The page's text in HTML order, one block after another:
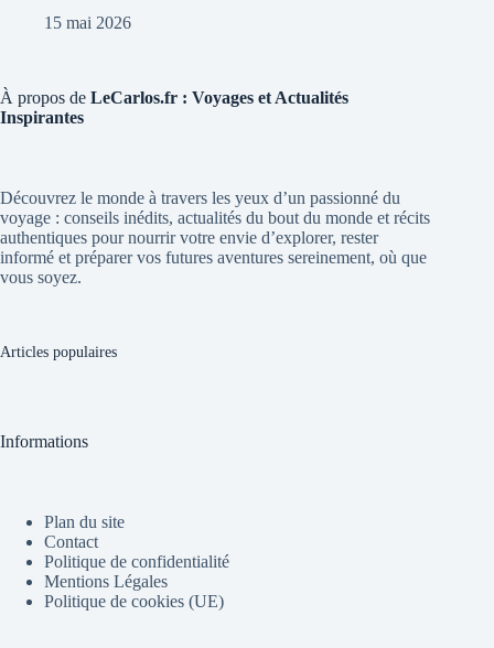
15 mai 2026
À propos de LeCarlos.fr : Voyages et Actualités
Inspirantes
Découvrez le monde à travers les yeux d’un passionné du
voyage : conseils inédits, actualités du bout du monde et récits
authentiques pour nourrir votre envie d’explorer, rester
informé et préparer vos futures aventures sereinement, où que
vous soyez.
Articles populaires
Informations
Plan du site
Contact
Politique de confidentialité
Mentions Légales
Politique de cookies (UE)